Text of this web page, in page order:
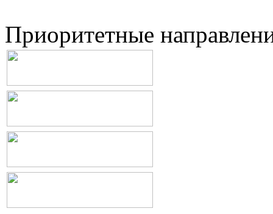
Приоритетные